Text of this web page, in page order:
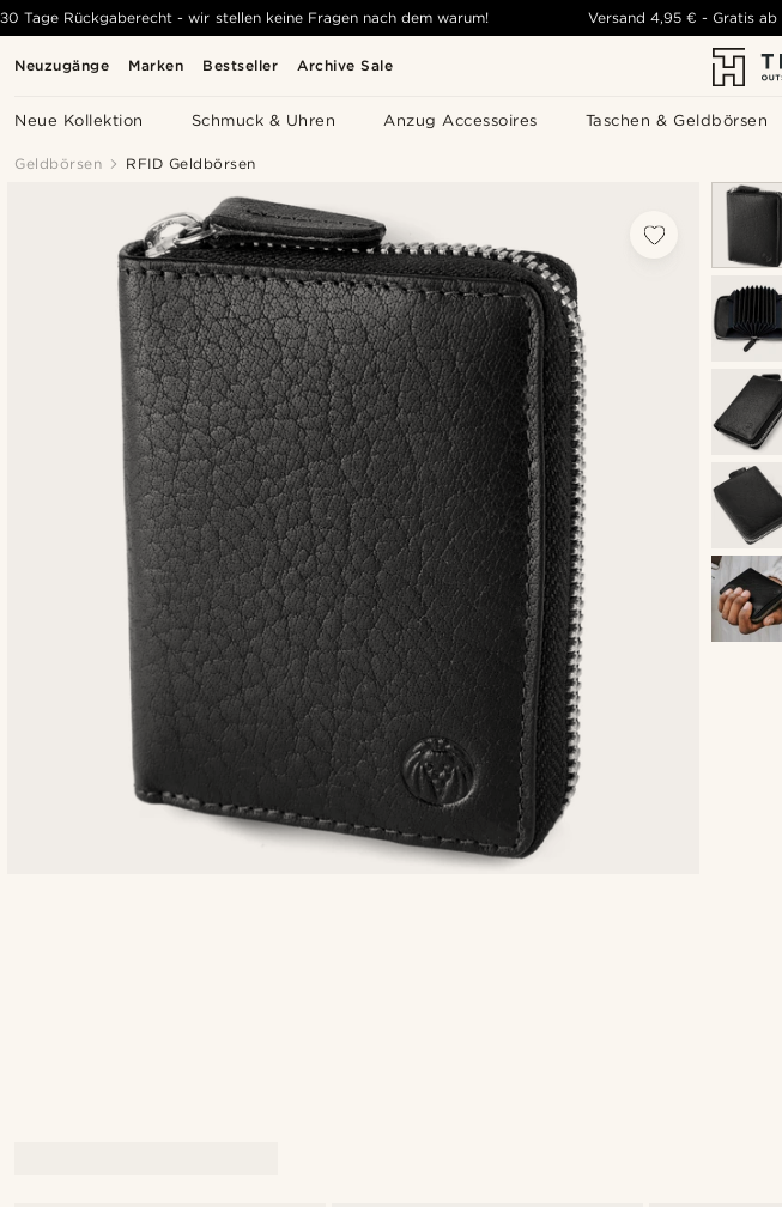
Neuzugänge Marken Bestseller Archive Sale
Neue Kollektion Schmuck & Uhren Anzug Accessoires Taschen & Geldbörsen
30 Tage Rückgaberecht - wir stellen keine Fragen nach dem warum! Versand 4,95 € -Gratis ab
Geldbörsen RFID Geldbörsen